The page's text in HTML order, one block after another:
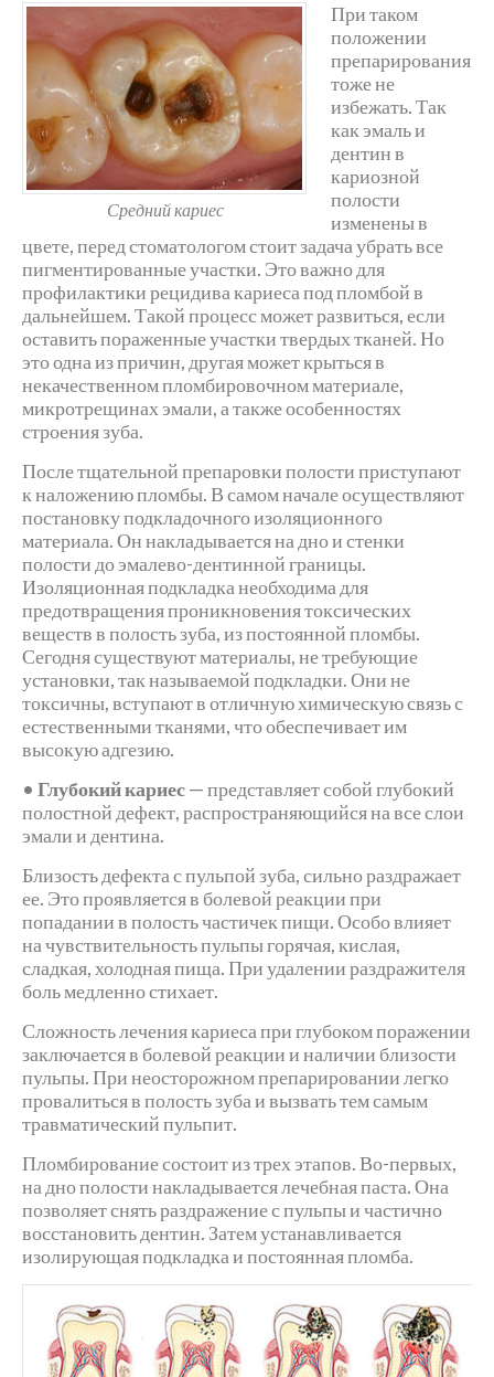
Средний кариес
При таком
положении
препарирования
тоже не
избежать. Так
как эмаль и
дентин в
кариозной
полости
изменены в
цвете, перед стоматологом стоит задача убрать все
пигментированные участки. Это важно для
профилактики рецидива кариеса под пломбой в
дальнейшем. Такой процесс может развиться, если
оставить пораженные участки твердых тканей. Но
это одна из причин, другая может крыться в
некачественном пломбировочном материале,
микротрещинах эмали, а также особенностях
строения зуба.
После тщательной препаровки полости приступают
к наложению пломбы. В самом начале осуществляют
постановку подкладочного изоляционного
материала. Он накладывается на дно и стенки
полости до эмалево-дентинной границы.
Изоляционная подкладка необходима для
предотвращения проникновения токсических
веществ в полость зуба, из постоянной пломбы.
Сегодня существуют материалы, не требующие
установки, так называемой подкладки. Они не
токсичны, вступают в отличную химическую связь с
естественными тканями, что обеспечивает им
высокую адгезию.
• Глубокий кариес— представляет собой глубокий
полостной дефект, распространяющийся на все слои
эмали и дентина.
Близость дефекта с пульпой зуба, сильно раздражает
ее. Это проявляется в болевой реакции при
попадании в полость частичек пищи. Особо влияет
на чувствительность пульпы горячая, кислая,
сладкая, холодная пища. При удалении раздражителя
боль медленно стихает.
Сложность лечения кариеса при глубоком поражении
заключается в болевой реакции и наличии близости
пульпы. При неосторожном препарировании легко
провалиться в полость зуба и вызвать тем самым
травматический пульпит.
Пломбирование состоит из трех этапов. Во-первых,
на дно полости накладывается лечебная паста. Она
позволяет снять раздражение с пульпы и частично
восстановить дентин. Затем устанавливается
изолирующая подкладка и постоянная пломба.